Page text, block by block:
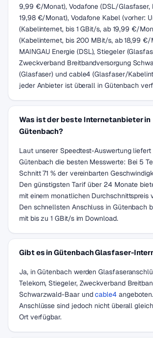
9,99 €/Monat), Vodafone (DSL/Glasfaser,
19,98 €/Monat), Vodafone Kabel (vorher:
(Kabelinternet, bis 1 GBit/s, ab 19,99 €/
(Kabelinternet, bis 200 MBit/s, ab 18,99 €/
MAINGAU Energie (DSL), Stiegeler
Zweckverband Breitbandversorgung
(Glasfaser) und cable4 (Glasfaser/
jeder Anbieter ist überall in Gütenbach
Was ist der beste Internetanbieter in
Gütenbach?
Laut unserer Speedtest-Auswertung liefert
Gütenbach die besten Messwerte: Bei 5
Schnitt 71 % der vereinbarten
Den günstigsten Tarif über 24 Monate
mit einem monatlichen Durchschnittspreis
Den schnellsten Anschluss in Gütenbach
mit bis zu 1 GBit/s im Download.
Gibt es in Gütenbach Glasfaser-
Ja, in Gütenbach werden
Telekom, Stiegeler, Zweckverband
Schwarzwald-Baar undcable4
Anschlüsse sind jedoch nicht überall
Ort verfügbar.